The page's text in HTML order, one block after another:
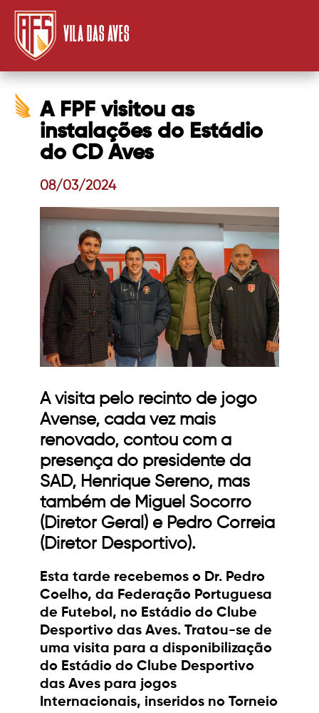
VILA DAS AVES
A FPF visitou as
instalações do Estádio
do CD Aves
08/03/2024
A visita pelo recinto de jogo
Avense, cada vez mais
renovado, contou com a
presença do presidente da
SAD, Henrique Sereno, mas
também de Miguel Socorro
(Diretor Geral) e Pedro Correia
(Diretor Desportivo).
Esta tarde recebemos o Dr. Pedro
Coelho, da Federação Portuguesa
de Futebol, no Estádio do Clube
Desportivo das Aves. Tratou-se de
uma visita para a disponibilização
do Estádio do Clube Desportivo
das Aves para jogos
Internacionais, inseridos no Torneio